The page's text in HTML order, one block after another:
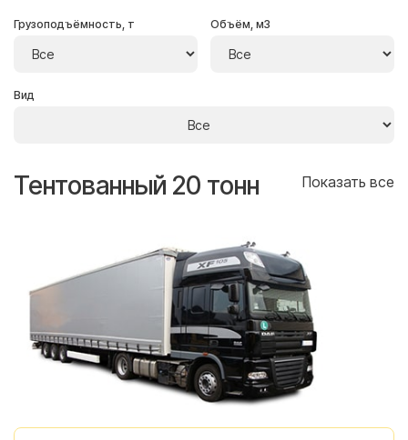
Грузоподъёмность, т Объём, м3
Вид
Тентованный 20 тонн Показать все